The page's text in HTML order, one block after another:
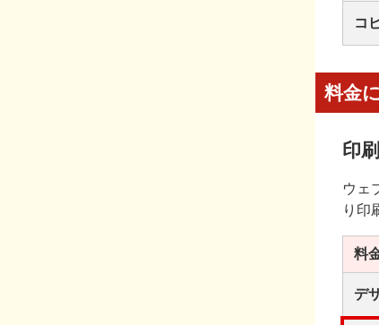
コ
料金
印
ウェ
り印
料
デ